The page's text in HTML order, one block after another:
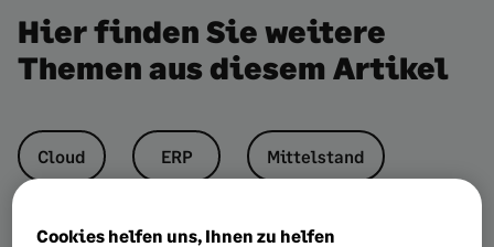
Hier finden Sie weitere
Themen aus diesem Artikel
Cloud ERP Mittelstand
Sage
Cookies helfen uns, Ihnen zu helfen